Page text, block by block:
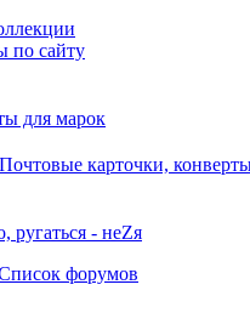
по сайту
для марок
карточки,
ругаться - неZя
форумов